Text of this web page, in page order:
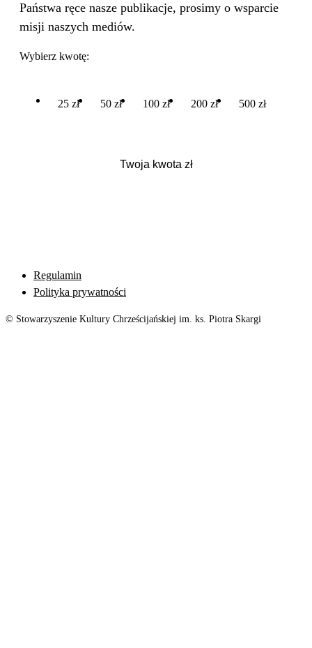
Państwa ręce nasze publikacje, prosimy o wsparcie
misji naszych mediów.
Wybierz kwotę:
25 zł 50 zł 100 zł 200 zł 500 zł
Regulamin
Polityka prywatności
© Stowarzyszenie Kultury Chrześcijańskiej im. ks. Piotra Skargi